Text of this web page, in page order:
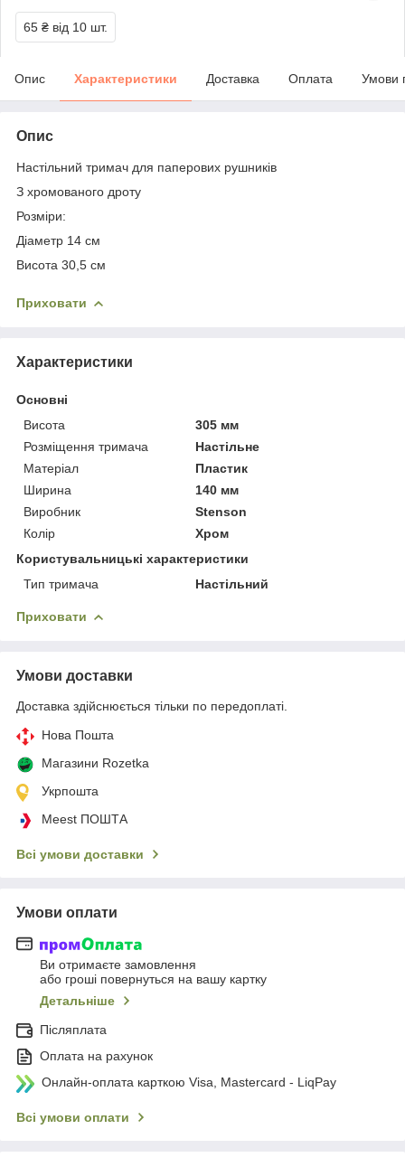
65 ₴ від 10 шт.
Опис Характеристики Доставка Оплата Умови
Опис
Настільний тримач для паперових рушників
З хромованого дроту
Розміри:
Діаметр 14 см
Висота 30,5 см
Приховати
Характеристики
Основні
Висота
305 мм
Розміщення тримача
Настільне
Матеріал
Пластик
Ширина
140 мм
Виробник
Stenson
Колір
Хром
Користувальницькі характеристики
Тип тримача
Настільний
Приховати
Умови доставки
Доставка здійснюється тільки по передоплаті.
Нова Пошта
Магазини Rozetka
Укрпошта
Meest ПОШТА
Всі умови доставки
Умови оплати
Ви отримаєте замовлення
або гроші повернуться на вашу картку
Детальніше
Післяплата
Оплата на рахунок
Онлайн-оплата карткою Visa, Mastercard - LiqPay
Всі умови оплати